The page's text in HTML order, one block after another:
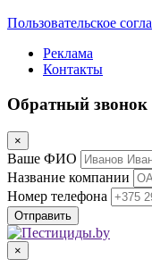
Пользовательское
Реклама
Контакты
Обратный звонок
×
Ваше ФИО
Название компании
Номер телефона
×